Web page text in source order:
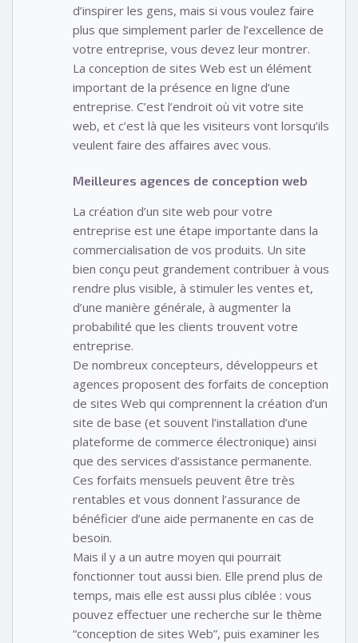
d’inspirer les gens, mais si vous voulez faire
plus que simplement parler de l’excellence de
votre entreprise, vous devez leur montrer.
La conception de sites Web est un élément
important de la présence en ligne d’une
entreprise. C’est l’endroit où vit votre site
web, et c’est là que les visiteurs vont lorsqu’ils
veulent faire des affaires avec vous.
Meilleures agences de conception web
La création d’un site web pour votre
entreprise est une étape importante dans la
commercialisation de vos produits. Un site
bien conçu peut grandement contribuer à vous
rendre plus visible, à stimuler les ventes et,
d’une manière générale, à augmenter la
probabilité que les clients trouvent votre
entreprise.
De nombreux concepteurs, développeurs et
agences proposent des forfaits de conception
de sites Web qui comprennent la création d’un
site de base (et souvent l’installation d’une
plateforme de commerce électronique) ainsi
que des services d’assistance permanente.
Ces forfaits mensuels peuvent être très
rentables et vous donnent l’assurance de
bénéficier d’une aide permanente en cas de
besoin.
Mais il y a un autre moyen qui pourrait
fonctionner tout aussi bien. Elle prend plus de
temps, mais elle est aussi plus ciblée : vous
pouvez effectuer une recherche sur le thème
“conception de sites Web”, puis examiner les